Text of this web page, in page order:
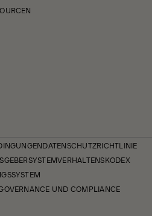
DATENSCHUTZRICHTLINIE
VERHALTENSKODEX
UND COMPLIANCE